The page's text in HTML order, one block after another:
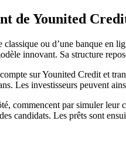
de Younited
classique ou d’une banque
innovant. Sa structure
sur Younited Credit et
Les investisseurs peuvent
commencent par simuler
candidats. Les prêts sont